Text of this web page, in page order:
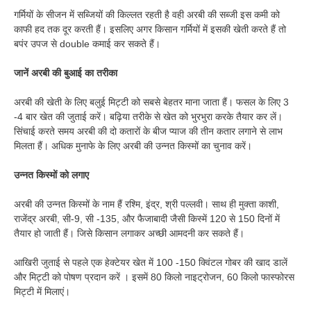
गर्मियों के सीजन में सब्जियों की किल्लत रहती है वही अरबी की सब्जी इस कमी को
काफी हद तक दूर करती हैं। इसलिए अगर किसान गर्मियों में इसकी खेती करते हैं तो
बपंर उपज से double कमाई कर सकते हैं।
जानें अरबी की बुआई का तरीका
अरबी की खेती के लिए बलुई मिट्टी को सबसे बेहतर माना जाता हैं। फसल के लिए 3
-4 बार खेत की जुताई करें। बढ़िया तरीके से खेत को भुरभुरा करके तैयार कर लें।
सिंचाई करते समय अरबी की दो कतारों के बीज प्याज की तीन कतार लगाने से लाभ
मिलता हैं। अधिक मुनाफे के लिए अरबी की उन्नत किस्मों का चुनाव करें।
उन्नत किस्मों को लगाए
अरबी की उन्नत किस्मों के नाम हैं रश्मि, इंद्र, श्री पल्लवी। साथ ही मुक्ता काशी,
राजेंद्र अरबी, सी-9, सी -135, और फैजाबादी जैसी किस्में 120 से 150 दिनों में
तैयार हो जाती हैं। जिसे किसान लगाकर अच्छी आमदनी कर सकते हैं।
आखिरी जुताई से पहले एक हेक्टेयर खेत में 100 -150 क्विंटल गोबर की खाद डालें
और मिट्टी को पोषण प्रदान करें । इसमें 80 किलो नाइट्रोजन, 60 किलो फास्फोरस
मिट्टी में मिलाएं।